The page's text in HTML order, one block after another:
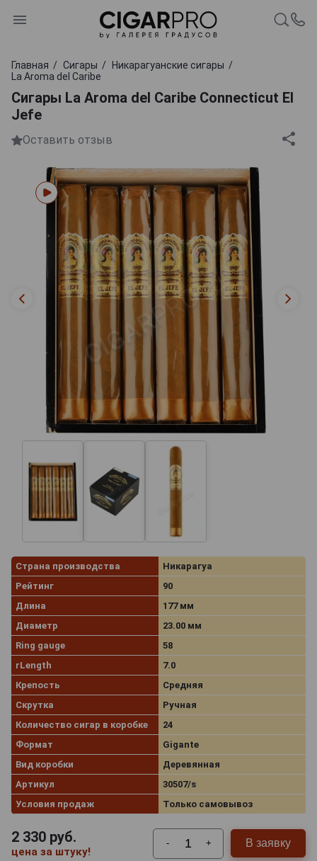
Главная Сигары
Никарагуанские сигары
La Aroma del Caribe
Сигары La Aroma del Caribe Connecticut El
Jefe
Оставить отзыв
Страна производства
Никарагуа
Рейтинг
90
Длина
177 мм
Диаметр
23.00 мм
Ring gauge
58
rLength
7.0
Крепость
Средняя
Скрутка
Ручная
Количество сигар в коробке
24
Формат
Gigante
Вид коробки
Деревянная
Артикул
30507/s
Условия продаж
Только самовывоз
2 330 руб.
цена за штуку!
- + В заявку